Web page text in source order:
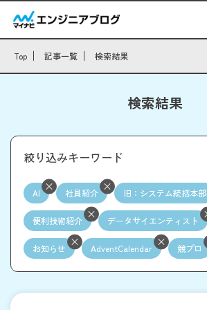
Top 記事一覧 検索結果
検索結果
絞り込みキーワード
AI 社員紹介 旧：システム統括本部
便利技術紹介 データサイエンティスト
お知らせ AdventCalendar 競プロ